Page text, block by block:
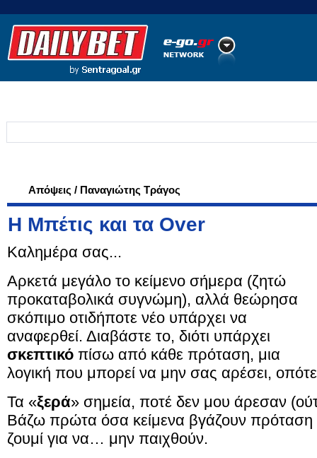
Απόψεις / Παναγιώτης Τράγος
Η Μπέτις και τα Over
Καλημέρα σας...
Αρκετά μεγάλο το κείμενο σήμερα (ζητώ
προκαταβολικά συγνώμη), αλλά θεώρησα
σκόπιμο οτιδήποτε νέο υπάρχει να
αναφερθεί. Διαβάστε το, διότι υπάρχει
σκεπτικό πίσω από κάθε πρόταση, μια
λογική που μπορεί να μην σας αρέσει,
Τα «ξερά» σημεία, ποτέ δεν μου άρεσαν
Βάζω πρώτα όσα κείμενα βγάζουν πρόταση
ζουμί για να… μην παιχθούν.